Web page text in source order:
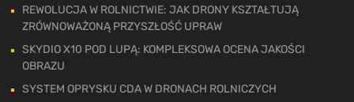
REWOLUCJA W ROLNICTWIE: JAK DRONY KSZTAŁTUJĄ
ZRÓWNOWAŻONĄ PRZYSZŁOŚĆ UPRAW
SKYDIO X10 POD LUPĄ: KOMPLEKSOWA OCENA JAKOŚCI
OBRAZU
SYSTEM OPRYSKU CDA W DRONACH ROLNICZYCH